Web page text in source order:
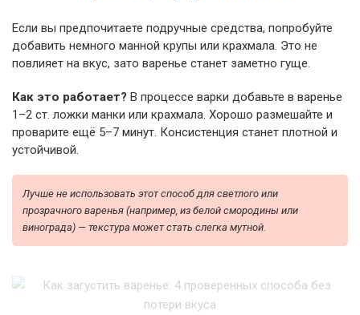
Если вы предпочитаете подручные средства, попробуйте
добавить немного манной крупы или крахмала. Это не
повлияет на вкус, зато варенье станет заметно гуще.
Как это работает? В процессе варки добавьте в варенье
1–2 ст. ложки манки или крахмала. Хорошо размешайте и
проварите ещё 5–7 минут. Консистенция станет плотной и
устойчивой.
Лучше не использовать этот способ для светлого или
прозрачного варенья (например, из белой смородины или
винограда) — текстура может стать слегка мутной.